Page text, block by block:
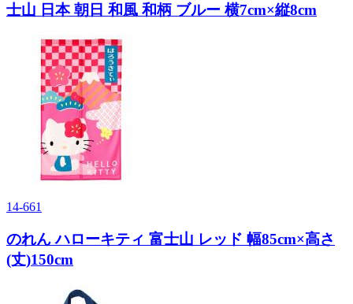
士山 日本 朝日 和風 和柄 ブルー 横7cm×縦8cm
14-661
のれん ハローキティ 富士山 レッド 幅85cm×高さ
(丈)150cm